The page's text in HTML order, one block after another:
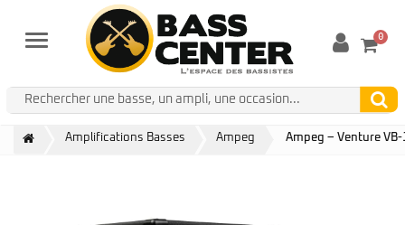
Menu 0
Amplifications Basses Ampeg Ampeg – Venture